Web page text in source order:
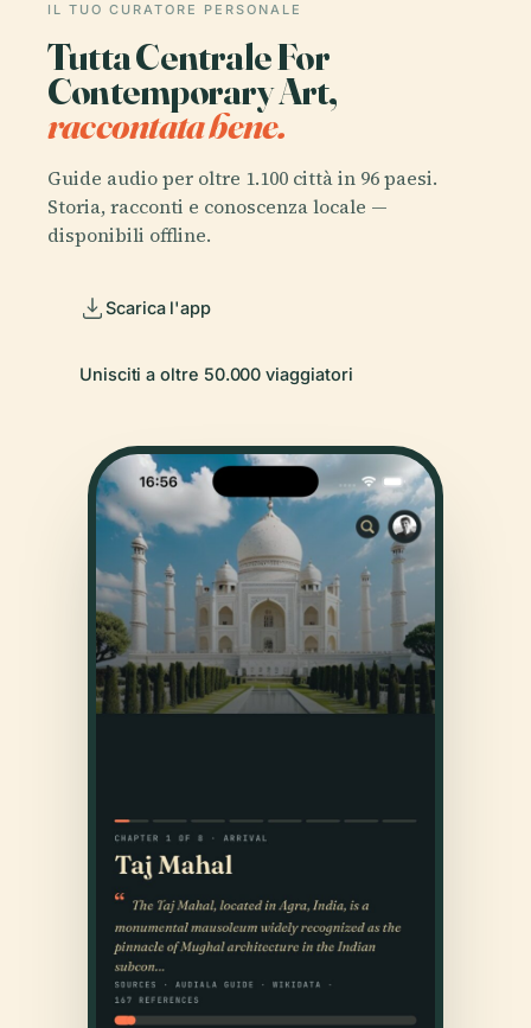
IL TUO CURATORE PERSONALE
Tutta Centrale For
Contemporary Art,
raccontata bene.
Guide audio per oltre 1.100 città in 96 paesi.
Storia, racconti e conoscenza locale —
disponibili offline.
Scarica l'app
Unisciti a oltre 50.000 viaggiatori